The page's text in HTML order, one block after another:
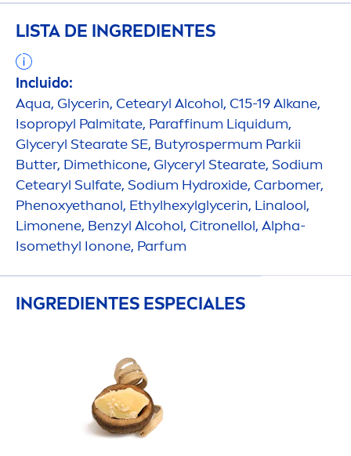
LISTA DE INGREDIENTES
Incluido:
Aqua, Glycerin, Cetearyl Alcohol, C15-19 Alkane,
Isopropyl Palmitate, Paraffinum Liquidum,
Glyceryl Stearate SE, Butyrospermum Parkii
Butter, Dimethicone, Glyceryl Stearate, Sodium
Cetearyl Sulfate, Sodium Hydroxide, Carbomer,
Phenoxyethanol, Ethylhexylglycerin, Linalool,
Limonene, Benzyl Alcohol, Citronellol, Alpha-
Isomethyl Ionone, Parfum
INGREDIENTES ESPECIALES